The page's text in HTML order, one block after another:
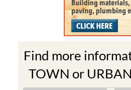
Find more
TOWN or